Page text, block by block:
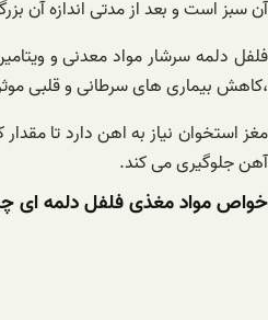
آن سبز است و بعد از مدتی اندازه آن
،کاهش بیماری های سرطانی و قلبی
مغز استخوان نیاز به اهن دارد تا
آهن جلوگیری می کند.
خواص مواد مغذی فلفل دلمه ای